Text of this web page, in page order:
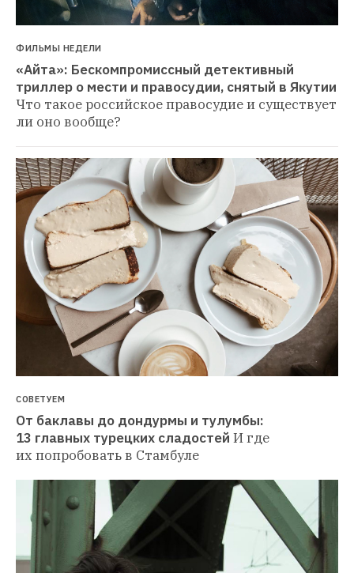
ФИЛЬМЫ НЕДЕЛИ
«Айта»: Бескомпромиссный детективный
триллер о мести и правосудии, снятый в Якутии
Что такое российское правосудие и существует
ли оно вообще?
СОВЕТУЕМ
От баклавы до дондурмы и тулумбы:
13 главных турецких сладостей И где
их попробовать в Стамбуле